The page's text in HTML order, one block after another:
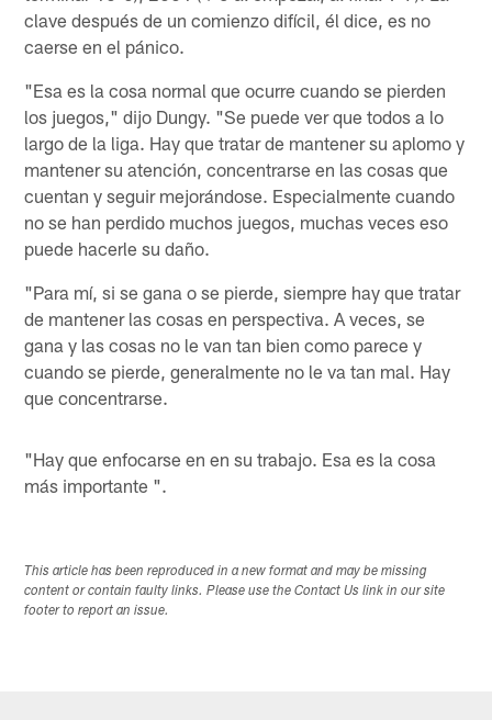
clave después de un comienzo difícil, él dice, es no
caerse en el pánico.
"Esa es la cosa normal que ocurre cuando se pierden
los juegos," dijo Dungy. "Se puede ver que todos a lo
largo de la liga. Hay que tratar de mantener su aplomo y
mantener su atención, concentrarse en las cosas que
cuentan y seguir mejorándose. Especialmente cuando
no se han perdido muchos juegos, muchas veces eso
puede hacerle su daño.
"Para mí, si se gana o se pierde, siempre hay que tratar
de mantener las cosas en perspectiva. A veces, se
gana y las cosas no le van tan bien como parece y
cuando se pierde, generalmente no le va tan mal. Hay
que concentrarse.
"Hay que enfocarse en en su trabajo. Esa es la cosa
más importante ".
This article has been reproduced in a new format and may be missing
content or contain faulty links. Please use the Contact Us link in our site
footer to report an issue.